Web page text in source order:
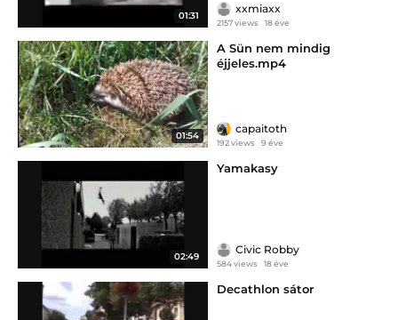
01:31
xxmiaxx
2157 views 18 éve
01:54
A Sün nem mindig
éjjeles.mp4
capaitoth
192 views 9 éve
02:49
Yamakasy
Civic Robby
584 views 18 éve
Decathlon sátor